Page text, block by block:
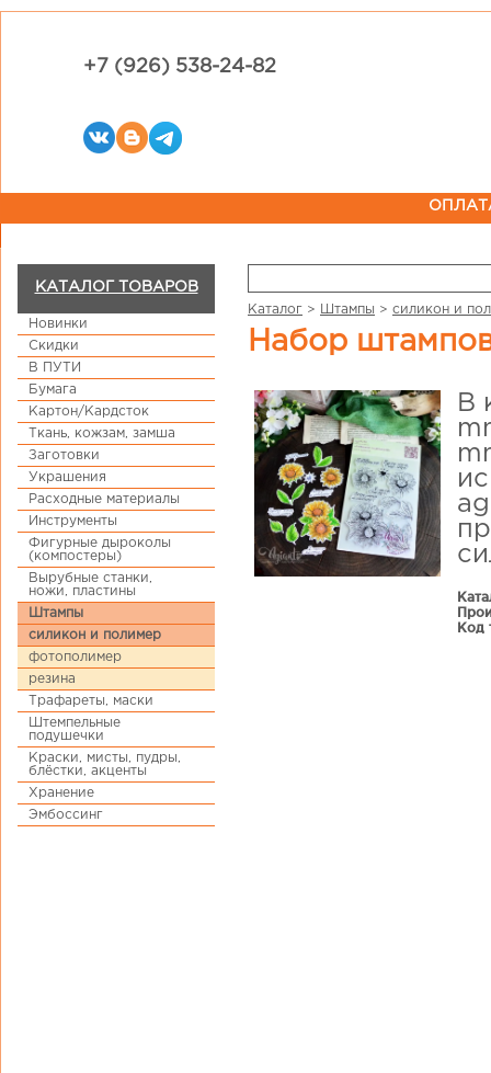
+7 (926) 538-24-82
КАТАЛОГ ТОВАРОВ
Новинки
Скидки
В ПУТИ
Бумага
Картон/Кардсток
Ткань, кожзам, замша
Заготовки
Украшения
Расходные материалы
Инструменты
Фигурные дыроколы
(компостеры)
Вырубные станки,
ножи, пластины
Штампы
силикон и полимер
фотополимер
резина
Трафареты, маски
Штемпельные
подушечки
Краски, мисты, пудры,
блёстки, акценты
Хранение
Эмбоссинг
Каталог > Штампы > силикон и
Набор
В
Код